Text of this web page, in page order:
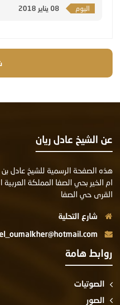
اليوم 08 يناير 2018
الشيخ عادل ريان
الصفحة الرسمية للشيخ عادل بن
الخير بحي الصفا المملكة العربية
حي الصفا
شارع التحلية
هامة
الصوتيات
الصور